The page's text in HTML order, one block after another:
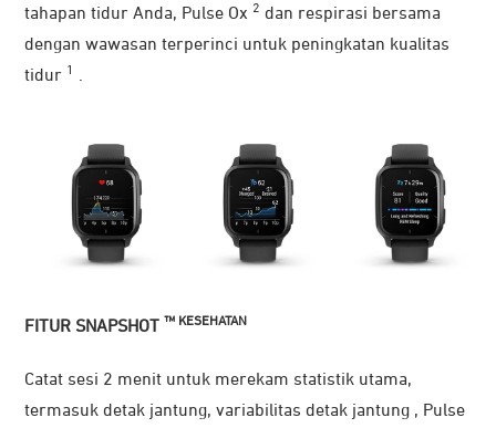
tahapan tidur Anda, Pulse Ox 2 dan respirasi bersama
dengan wawasan terperinci untuk peningkatan kualitas
tidur 1 .
FITUR SNAPSHOT ™ KESEHATAN
Catat sesi 2 menit untuk merekam statistik utama,
termasuk detak jantung, variabilitas detak jantung , Pulse